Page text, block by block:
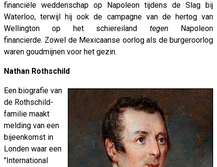
financiële weddenschap op Napoleon tijdens de Slag bij
Waterloo, terwijl hij ook de campagne van de hertog van
Wellington op het schiereiland tegen Napoleon
financierde. Zowel de Mexicaanse oorlog als de burgeroorlog
waren goudmijnen voor het gezin.
Nathan Rothschild
Een biografie van
de Rothschild-
familie maakt
melding van een
bijeenkomst in
Londen waar een
"International